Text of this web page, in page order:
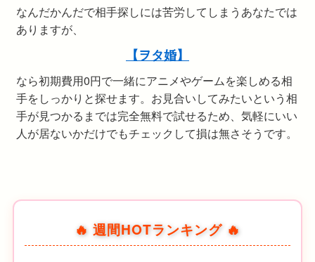
なんだかんだで相手探しには苦労してしまうあなたでは
ありますが、
【ヲタ婚】
なら初期費用0円で一緒にアニメやゲームを楽しめる相
手をしっかりと探せます。お見合いしてみたいという相
手が見つかるまでは完全無料で試せるため、気軽にいい
人が居ないかだけでもチェックして損は無さそうです。
🔥 週間HOTランキング 🔥